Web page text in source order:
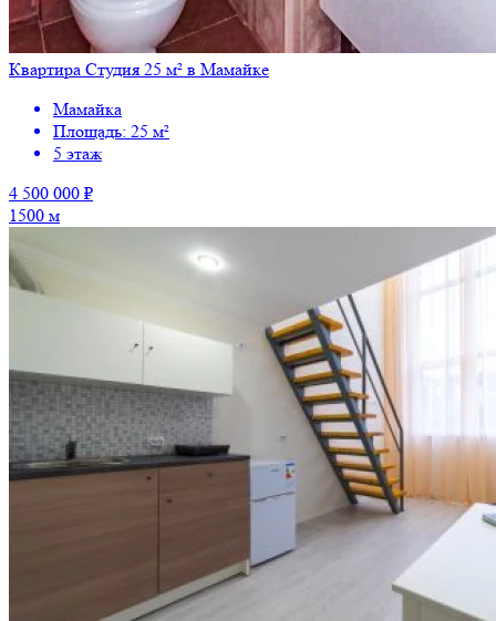
Квартира Студия 25 м² в Мамайке
Мамайка
Площадь: 25 м²
5 этаж
4 500 000 ₽
1500 м